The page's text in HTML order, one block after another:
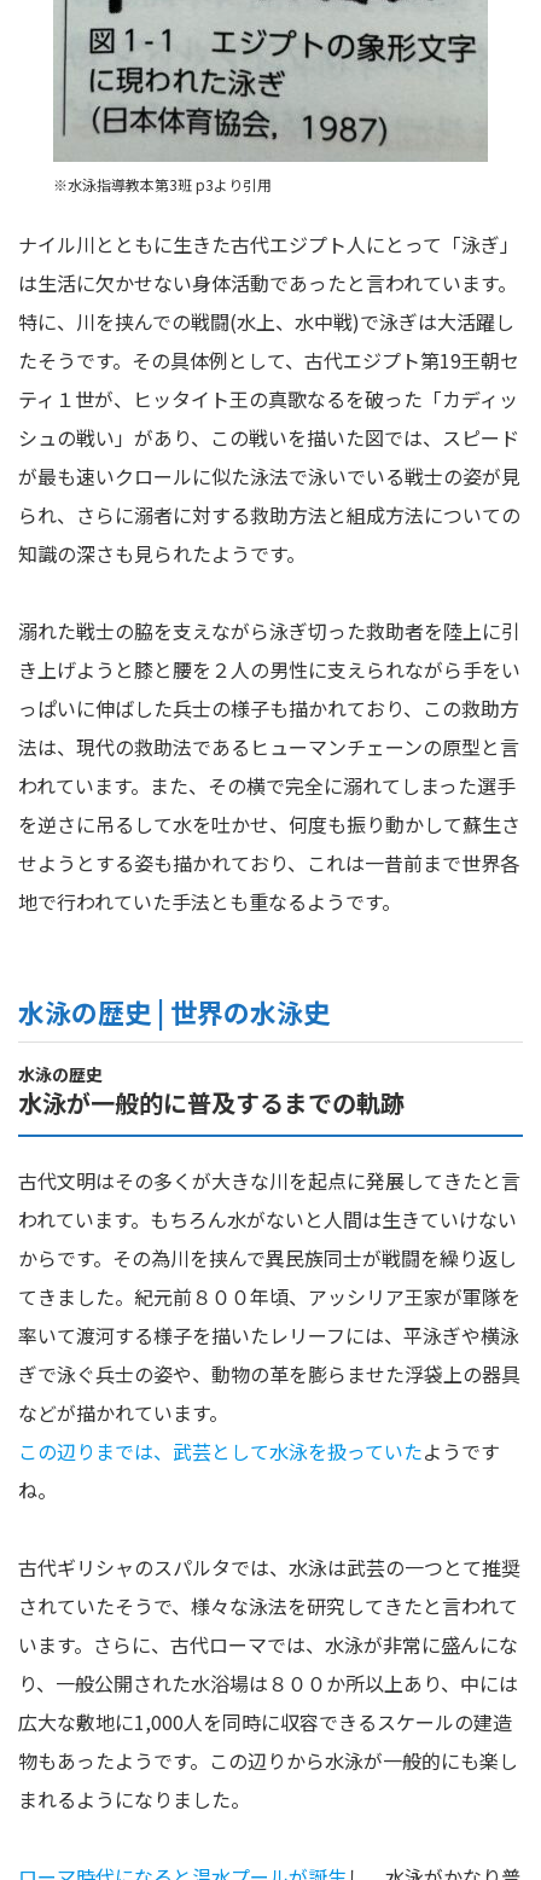
※水泳指導教本第3班 p3より引用
ナイル川とともに生きた古代エジプト人にとって「泳ぎ」
は生活に欠かせない身体活動であったと言われています。
特に、川を挟んでの戦闘(水上、水中戦)で泳ぎは大活躍し
たそうです。その具体例として、古代エジプト第19王朝セ
ティ１世が、ヒッタイト王の真歌なるを破った「カディッ
シュの戦い」があり、この戦いを描いた図では、スピード
が最も速いクロールに似た泳法で泳いでいる戦士の姿が見
られ、さらに溺者に対する救助方法と組成方法についての
知識の深さも見られたようです。
溺れた戦士の脇を支えながら泳ぎ切った救助者を陸上に引
き上げようと膝と腰を２人の男性に支えられながら手をい
っぱいに伸ばした兵士の様子も描かれており、この救助方
法は、現代の救助法であるヒューマンチェーンの原型と言
われています。また、その横で完全に溺れてしまった選手
を逆さに吊るして水を吐かせ、何度も振り動かして蘇生さ
せようとする姿も描かれており、これは一昔前まで世界各
地で行われていた手法とも重なるようです。
水泳の歴史 | 世界の水泳史
水泳の歴史
水泳が一般的に普及するまでの軌跡
古代文明はその多くが大きな川を起点に発展してきたと言
われています。もちろん水がないと人間は生きていけない
からです。その為川を挟んで異民族同士が戦闘を繰り返し
てきました。紀元前８００年頃、アッシリア王家が軍隊を
率いて渡河する様子を描いたレリーフには、平泳ぎや横泳
ぎで泳ぐ兵士の姿や、動物の革を膨らませた浮袋上の器具
などが描かれています。
この辺りまでは、武芸として水泳を扱っていたようです
ね。
古代ギリシャのスパルタでは、水泳は武芸の一つとて推奨
されていたそうで、様々な泳法を研究してきたと言われて
います。さらに、古代ローマでは、水泳が非常に盛んにな
り、一般公開された水浴場は８００か所以上あり、中には
広大な敷地に1,000人を同時に収容できるスケールの建造
物もあったようです。この辺りから水泳が一般的にも楽し
まれるようになりました。